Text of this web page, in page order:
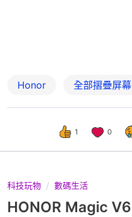
Honor 全部摺疊屏
1 0
科技玩物 數碼生活
HONOR Magic